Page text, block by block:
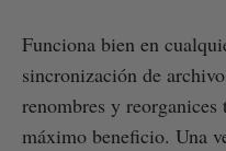
Funciona bien en
sincronización de
renombres y reorganices
máximo beneficio. Una